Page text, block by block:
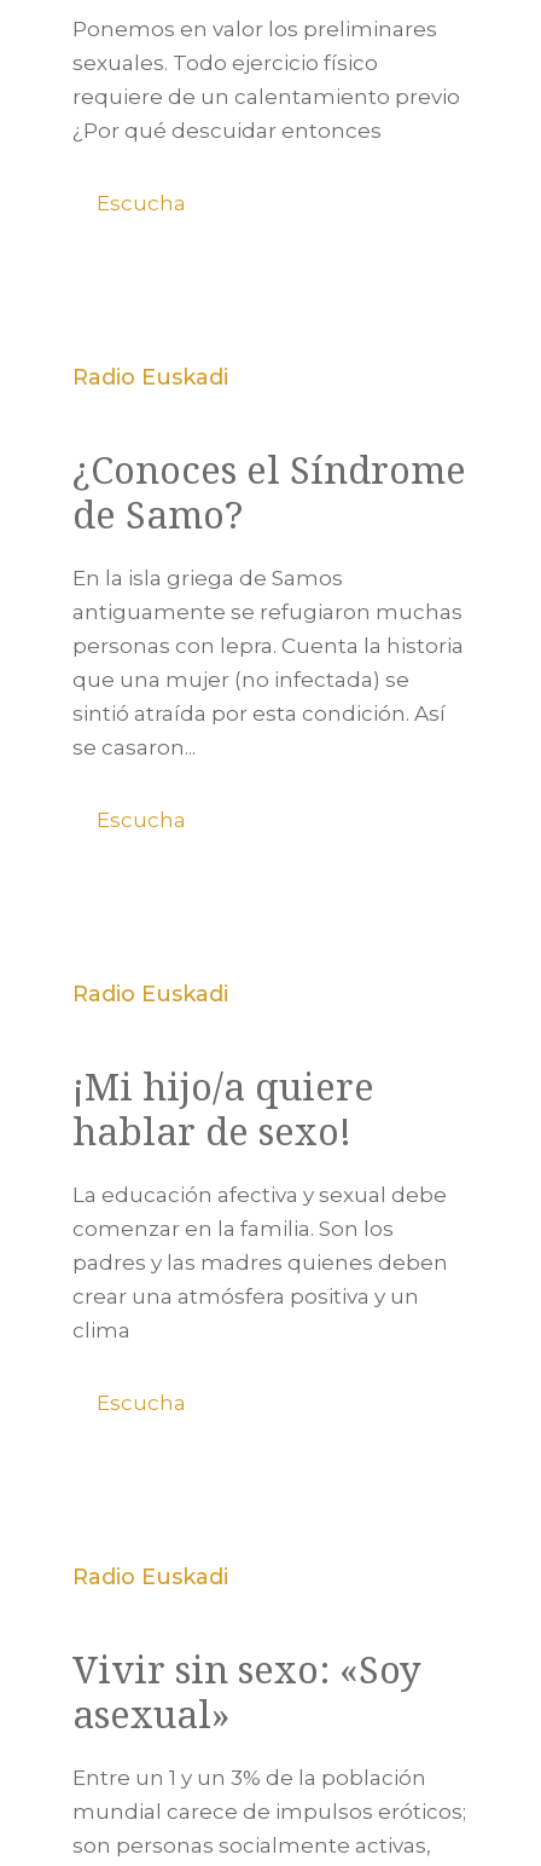
Ponemos en valor los preliminares
sexuales. Todo ejercicio físico
requiere de un calentamiento previo
¿Por qué descuidar entonces
Escucha
Radio Euskadi
¿Conoces el Síndrome
de Samo?
En la isla griega de Samos
antiguamente se refugiaron muchas
personas con lepra. Cuenta la historia
que una mujer (no infectada) se
sintió atraída por esta condición. Así
se casaron...
Escucha
Radio Euskadi
¡Mi hijo/a quiere
hablar de sexo!
La educación afectiva y sexual debe
comenzar en la familia. Son los
padres y las madres quienes deben
crear una atmósfera positiva y un
clima
Escucha
Radio Euskadi
Vivir sin sexo: «Soy
asexual»
Entre un 1 y un 3% de la población
mundial carece de impulsos eróticos;
son personas socialmente activas,